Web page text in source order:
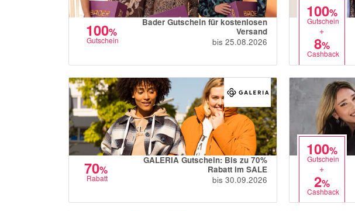
100%
Gutschein
Bader Gutschein für kostenlosen
Versand
bis 25.08.2026
100%
Gutschein
+
8%
Cashback
70%
Rabatt
GALERIA Gutschein: Bis zu 70%
Rabatt im SALE
bis 30.09.2026
100%
Gutschein
+
2%
Cashback